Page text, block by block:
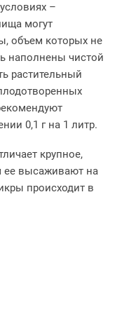
–
могут
объем которых не
наполнены чистой
растительный
0,1 г на 1 литр.
крупное,
ее высаживают на
происходит в